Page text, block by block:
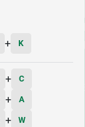
+ K
+ C
+ A
+ W